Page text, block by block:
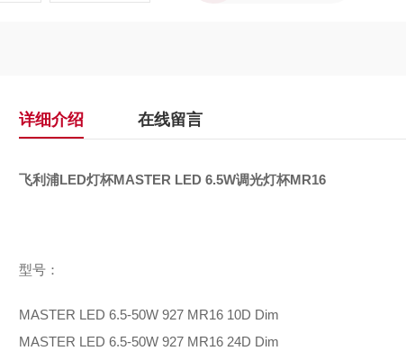
详细介绍 在线留言
飞利浦LED灯杯MASTER LED 6.5W调光灯杯MR16
型号：
MASTER LED 6.5-50W 927 MR16 10D Dim
MASTER LED 6.5-50W 927 MR16 24D Dim